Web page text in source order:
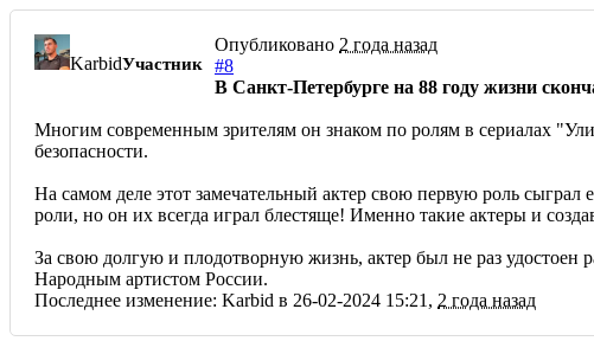
KarbidУчастник
Опубликовано 2 года назад
#8
В Санкт-Петербурге на 88 году жизни
Многим современным зрителям он знаком по ролям в сериалах
безопасности.
На самом деле этот замечательный актер свою первую роль
роли, но он их всегда играл блестяще! Именно такие актеры и
За свою долгую и плодотворную жизнь, актер был не раз
Народным артистом России.
Последнее изменение: Karbid в 26-02-2024 15:21, 2 года назад